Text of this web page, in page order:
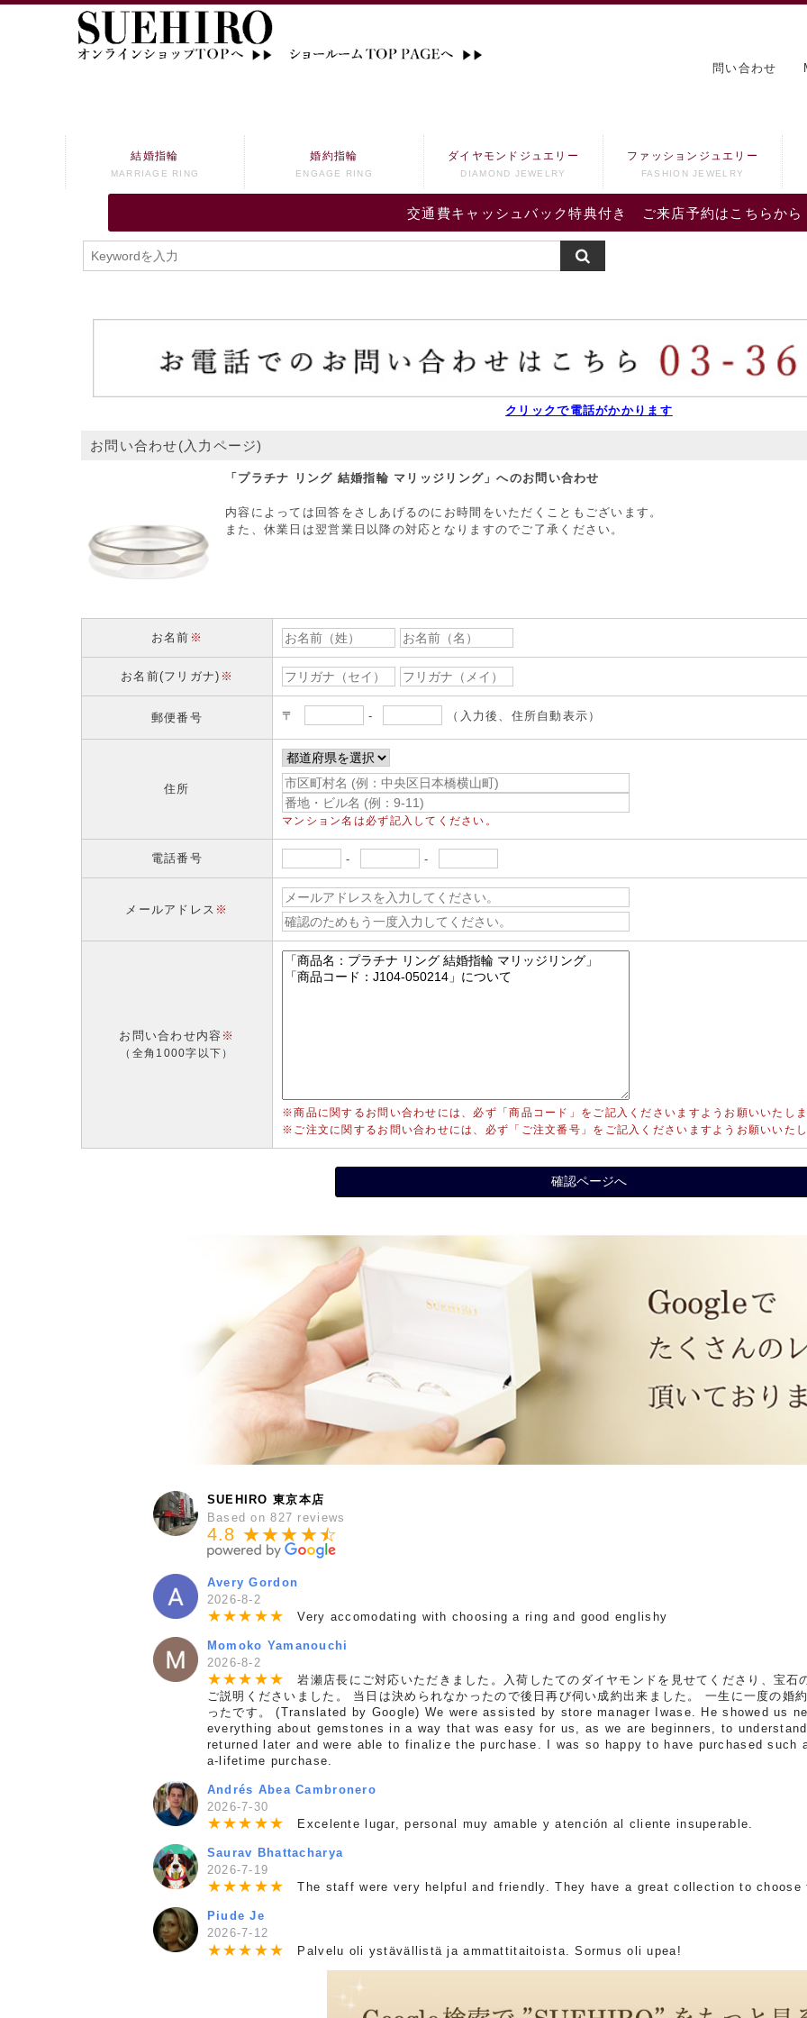
問い合わせ
交通費キャッシュバック特典付き ご来店予約はこちらから
結婚指輪
MARRIAGE RING
婚約指輪
ENGAGE RING
ダイヤモンドジュエリー
DIAMOND JEWELRY
ファッションジュエリー
FASHION JEWELRY
クリックで電話がかかります
お問い合わせ(入力ページ)
「プラチナ リング 結婚指輪 マリッジリング」へのお問い合わせ
内容によっては回答をさしあげるのにお時間をいただくこともございます。
また、休業日は翌営業日以降の対応となりますのでご了承ください。
お名前 ※
お名前(フリガナ) ※
郵便番号 〒 - （入力後、住所自動表示）
住所
マンション名は必ず記入してください。
電話番号 - -
メールアドレス ※
お問い合わせ内容 ※
（全角1000字以下）
※商品に関するお問い合わせには、必ず「商品コード」をご記入くださいますようお願いいたしま
※ご注文に関するお問い合わせには、必ず「ご注文番号」をご記入くださいますようお願いいたし
SUEHIRO 東京本店
Based on 827 reviews
4.8 ★★★★★
☆
Avery Gordon
2026-8-2
★★★ ★★ Very accomodating with choosing a ring and good englishy
Momoko Yamanouchi
2026-8-2
★★★ ★★
岩瀬店長にご対応いただきました。入荷したてのダイヤモンドを見せてくださり、宝石
ご説明くださいました。 当日は決められなかったので後日再び伺い成約出来ました。 一生に一度の婚
ったです。 (Translated by Google) We were assisted by store manager Iwase. He showed us
everything about gemstones in a way that was easy for us, as we are beginners, to
returned later and were able to finalize the purchase. I was so happy to have purchased such
a-lifetime purchase.
Andrés Abea Cambronero
2026-7-30
★★★ ★★ Excelente lugar, personal muy amable y atención al cliente insuperable.
Saurav Bhattacharya
2026-7-19
★★★ ★★ The staff were very helpful and friendly. They have a great collection to
Piude Je
2026-7-12
★★★ ★★ Palvelu oli ystävällistä ja ammattitaitoista. Sormus oli upea!